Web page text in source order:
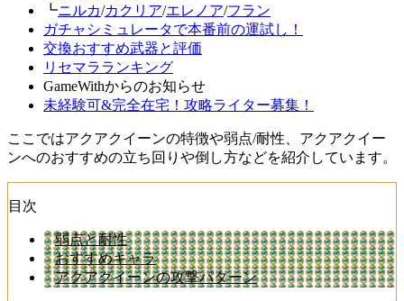
┗ニルカ/カクリア/エレノア/フラン
ガチャシミュレータで本番前の運試し！
交換おすすめ武器と評価
リセマラランキング
GameWithからのお知らせ
未経験可&完全在宅！攻略ライター募集！
ここではアクアクイーンの特徴や弱点/耐性、アクアクイー
ンへのおすすめの立ち回りや倒し方などを紹介しています。
目次
弱点と耐性
おすすめキャラ
アクアクイーンの攻撃パターン